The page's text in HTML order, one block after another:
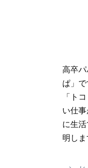
高卒
ぱ」
「ト
い仕
に生
明しま